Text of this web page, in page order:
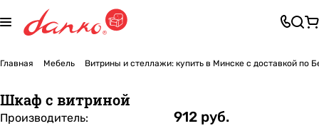
Главная Мебель Витрины и стеллажи: купить в Минске с доставкой по
Шкаф с витриной
Производитель:
912 руб.